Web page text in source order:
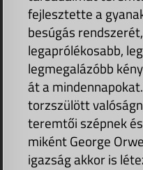
fejlesztette a
besúgás
legaprólékosabb,
legmegalázóbb
át a
torzszülött
teremtői szépnek
miként George
igazság akkor is